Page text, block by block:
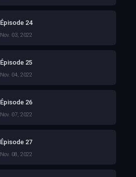
Épisode 24
Nov. 03, 2022
Épisode 25
Nov. 04, 2022
Épisode 26
Nov. 07, 2022
Épisode 27
Nov. 08, 2022